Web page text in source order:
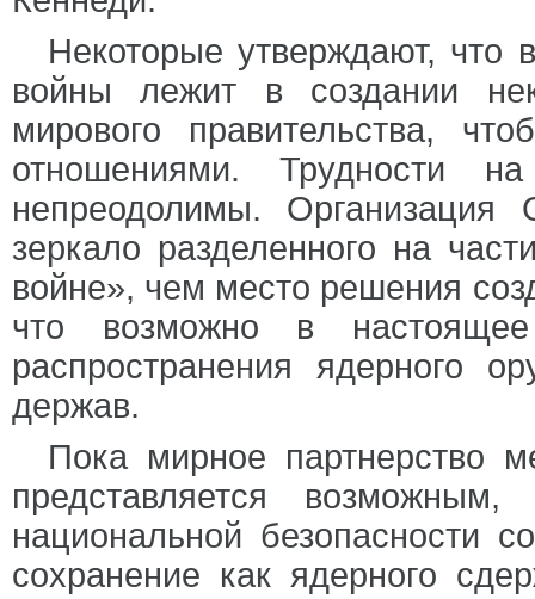
Некоторые утверждают, что
войны лежит в создании
мирового правительства,
отношениями. Трудности
непреодолимы.
зеркало разделенного на
войне», чем место решения
что возможно в
распространения ядерного
держав.
Пока мирное партнерство
представляется возможным,
национальной безопасности
сохранение как ядерного